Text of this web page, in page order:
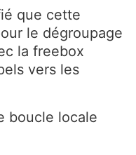
que cette
le dégroupage
la freebox
vers les
boucle locale